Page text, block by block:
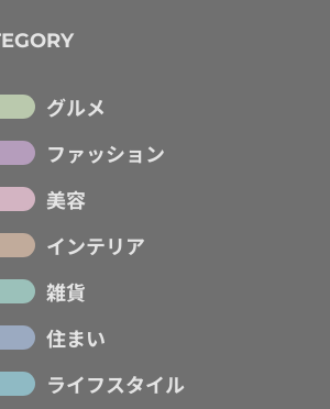
グルメ
ファッション
美容
インテリア
雑貨
住まい
ライフスタイル